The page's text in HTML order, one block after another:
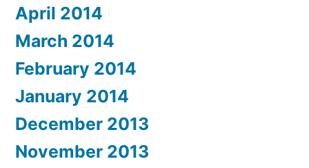
April 2014
March 2014
February 2014
January 2014
December 2013
November 2013